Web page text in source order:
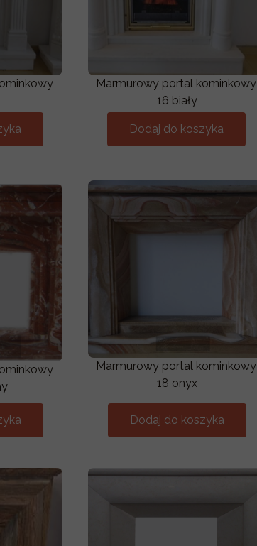
Dodaj do koszyka
Dodaj do koszyka
Marmurowy portal kominkowy
18 onyx
Marmurowy portal kominkowy
16 biały